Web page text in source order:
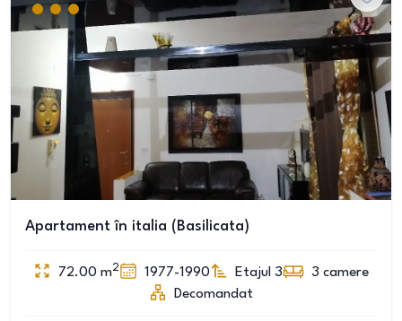
Apartament în italia (Basilicata)
72.00 m2 1977-1990 Etajul 3 3 camere
Decomandat